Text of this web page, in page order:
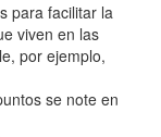
para facilitar la
viven en las
por ejemplo,
se note en